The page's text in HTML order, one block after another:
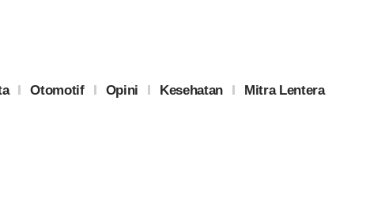
Otomotif Opini Kesehatan Mitra Lentera